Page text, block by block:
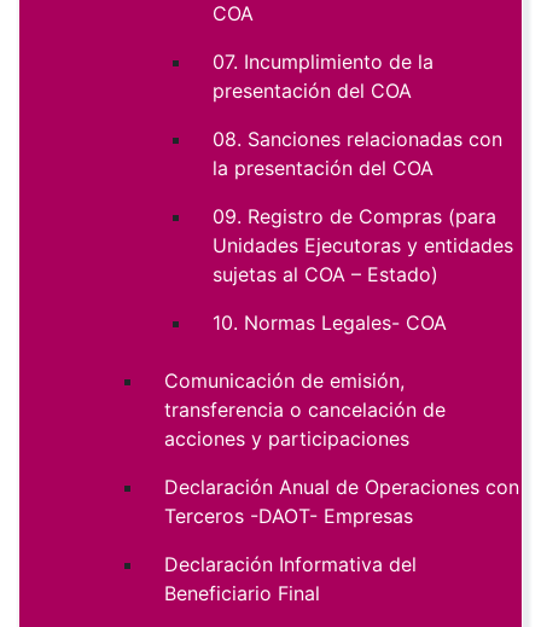
COA
07. Incumplimiento de la
presentación del COA
08. Sanciones relacionadas con
la presentación del COA
09. Registro de Compras (para
Unidades Ejecutoras y entidades
sujetas al COA – Estado)
10. Normas Legales- COA
Comunicación de emisión,
transferencia o cancelación de
acciones y participaciones
Declaración Anual de Operaciones con
Terceros -DAOT- Empresas
Declaración Informativa del
Beneficiario Final